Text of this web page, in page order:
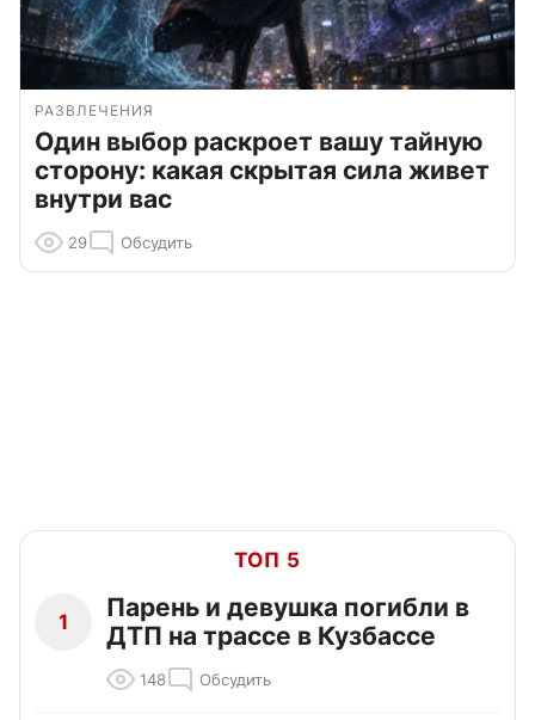
РАЗВЛЕЧЕНИЯ
Один выбор раскроет вашу тайную
сторону: какая скрытая сила живет
внутри вас
29 Обсудить
ТОП 5
1
Парень и девушка погибли в
ДТП на трассе в Кузбассе
148 Обсудить